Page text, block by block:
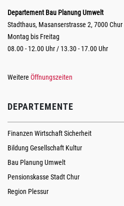
Departement Bau Planung Umwelt
Stadthaus, Masanserstrasse 2, 7000 Chur
Montag bis Freitag
08.00 - 12.00 Uhr / 13.30 - 17.00 Uhr
Weitere Öffnungszeiten
DEPARTEMENTE
Finanzen Wirtschaft Sicherheit
Bildung Gesellschaft Kultur
Bau Planung Umwelt
Pensionskasse Stadt Chur
Region Plessur